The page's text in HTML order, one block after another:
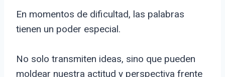
En momentos de dificultad, las palabras
tienen un poder especial.
No solo transmiten ideas, sino que pueden
moldear nuestra actitud y perspectiva frente